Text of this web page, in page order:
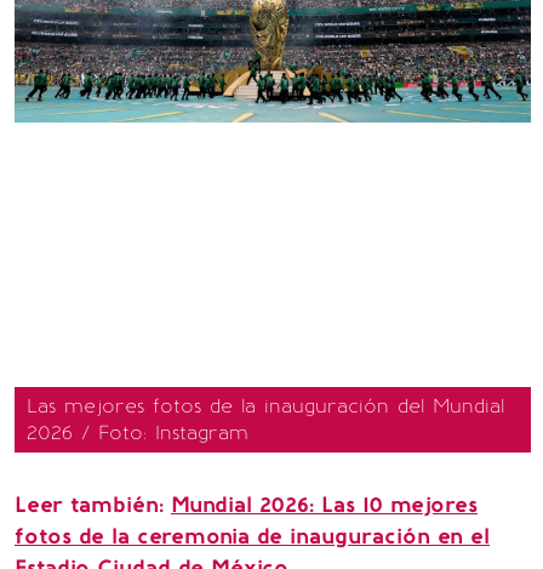
Las mejores fotos de la inauguración del Mundial
2026 / Foto: Instagram
Leer también: Mundial 2026: Las 10 mejores
fotos de la ceremonia de inauguración en el